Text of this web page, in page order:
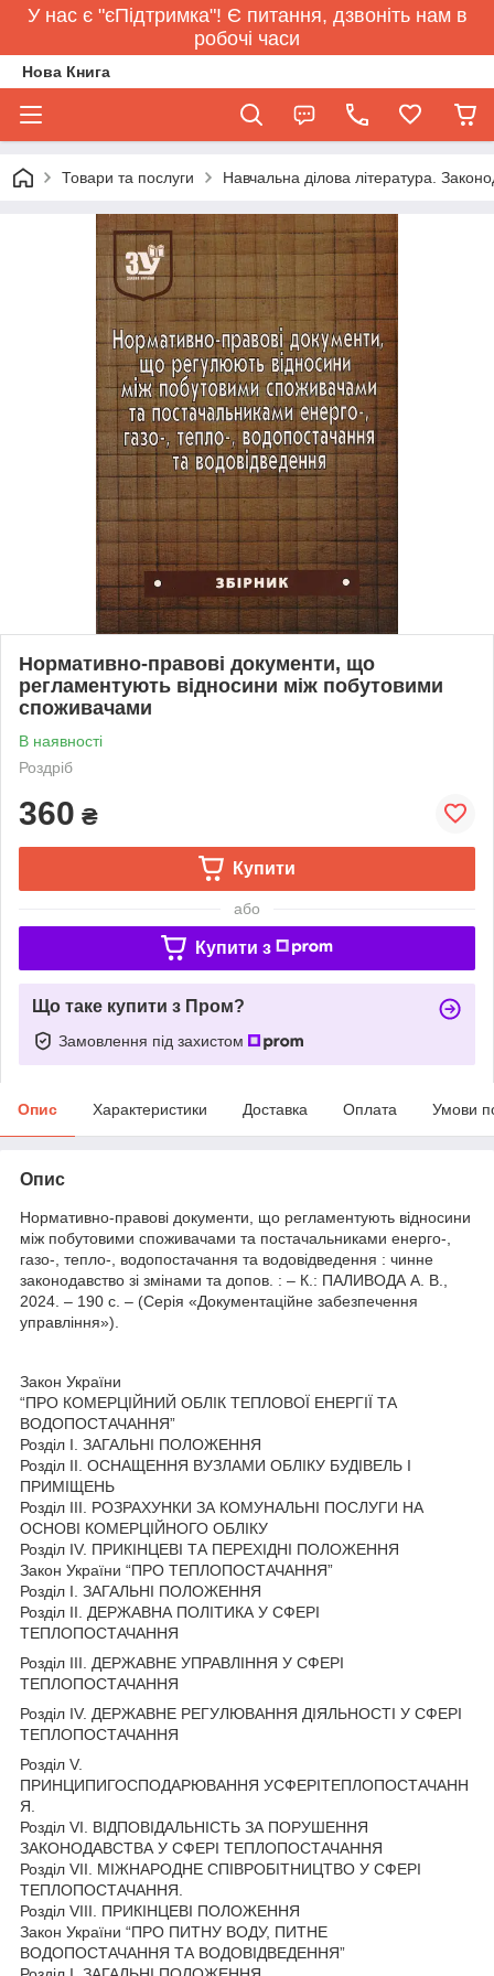
У нас є "єПідтримка"! Є питання, дзвоніть нам в
робочі часи
Нова Книга
Товари та послуги Навчальна ділова література.
Нормативно-правові документи, що
регламентують відносини між побутовими
споживачами
В наявності
Роздріб
360 ₴
Купити
або
Купити з
Що таке купити з Пром?
Замовлення під захистом
Опис Характеристики Доставка Оплата Умови
Опис
Нормативно-правові документи, що регламентують відносини
між побутовими споживачами та постачальниками енерго-,
газо-, тепло-, водопостачання та водовідведення : чинне
законодавство зі змінами та допов. : – К.: ПАЛИВОДА А. В.,
2024. – 190 с. – (Серія «Документаційне забезпечення
управління»).
Закон України
“ПРО КОМЕРЦІЙНИЙ ОБЛІК ТЕПЛОВОЇ ЕНЕРГІЇ ТА
ВОДОПОСТАЧАННЯ”
Розділ I. ЗАГАЛЬНІ ПОЛОЖЕННЯ
Розділ II. ОСНАЩЕННЯ ВУЗЛАМИ ОБЛІКУ БУДІВЕЛЬ І
ПРИМІЩЕНЬ
Розділ III. РОЗРАХУНКИ ЗА КОМУНАЛЬНІ ПОСЛУГИ НА
ОСНОВІ КОМЕРЦІЙНОГО ОБЛІКУ
Розділ IV. ПРИКІНЦЕВІ ТА ПЕРЕХІДНІ ПОЛОЖЕННЯ
Закон України “ПРО ТЕПЛОПОСТАЧАННЯ”
Розділ I. ЗАГАЛЬНІ ПОЛОЖЕННЯ
Розділ II. ДЕРЖАВНА ПОЛІТИКА У СФЕРІ
ТЕПЛОПОСТАЧАННЯ
Розділ III. ДЕРЖАВНЕ УПРАВЛІННЯ У СФЕРІ
ТЕПЛОПОСТАЧАННЯ
Розділ IV. ДЕРЖАВНЕ РЕГУЛЮВАННЯ ДІЯЛЬНОСТІ У СФЕРІ
ТЕПЛОПОСТАЧАННЯ
Розділ V.
ПРИНЦИПИГОСПОДАРЮВАННЯ УСФЕРІТЕПЛОПОСТАЧАНН
Я.
Розділ VI. ВІДПОВІДАЛЬНІСТЬ ЗА ПОРУШЕННЯ
ЗАКОНОДАВСТВА У СФЕРІ ТЕПЛОПОСТАЧАННЯ
Розділ VII. МІЖНАРОДНЕ СПІВРОБІТНИЦТВО У СФЕРІ
ТЕПЛОПОСТАЧАННЯ.
Розділ VIII. ПРИКІНЦЕВІ ПОЛОЖЕННЯ
Закон України “ПРО ПИТНУ ВОДУ, ПИТНЕ
ВОДОПОСТАЧАННЯ ТА ВОДОВІДВЕДЕННЯ”